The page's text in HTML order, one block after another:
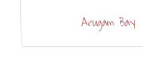
Arugam Bay